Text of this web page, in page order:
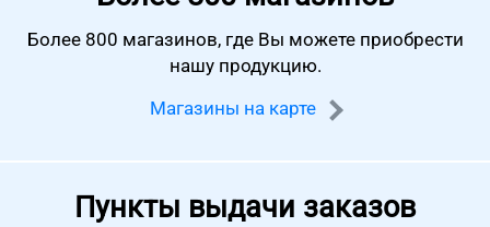
Более 800 магазинов, где Вы можете приобрести
нашу продукцию.
Магазины на карте
Пункты выдачи заказов